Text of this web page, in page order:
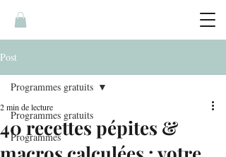
Post
Programmes gratuits
Programmes
Programmes gratuits
40 recettes pépites &
2 min de lecture